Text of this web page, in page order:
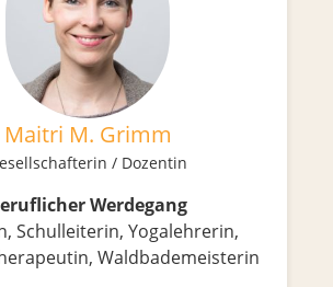
Maitri M. Grimm
/ Dozentin
Werdegang
Schulleiterin, Yogalehrerin,
Waldbademeisterin